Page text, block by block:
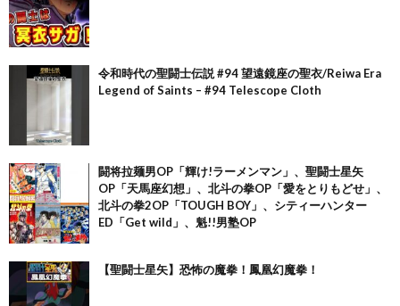
令和時代の聖闘士伝説 #94 望遠鏡座の聖衣/Reiwa Era
Legend of Saints – #94 Telescope Cloth
闘将拉麺男OP「輝け!ラーメンマン」、聖闘士星矢
OP「天馬座幻想」、北斗の拳OP「愛をとりもどせ」、
北斗の拳2OP「TOUGH BOY」、シティーハンター
ED「Get wild」、魁!!男塾OP
【聖闘士星矢】恐怖の魔拳！鳳凰幻魔拳！